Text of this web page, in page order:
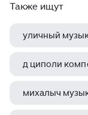
Также ищут
уличный
д циполи
михалыч